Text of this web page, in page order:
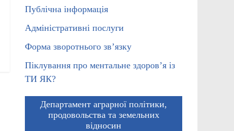
Публічна інформація
Адміністративні послуги
Форма зворотнього зв’язку
Піклування про ментальне здоров’я із
ТИ ЯК?
Департамент аграрної політики,
продовольства та земельних
відносин